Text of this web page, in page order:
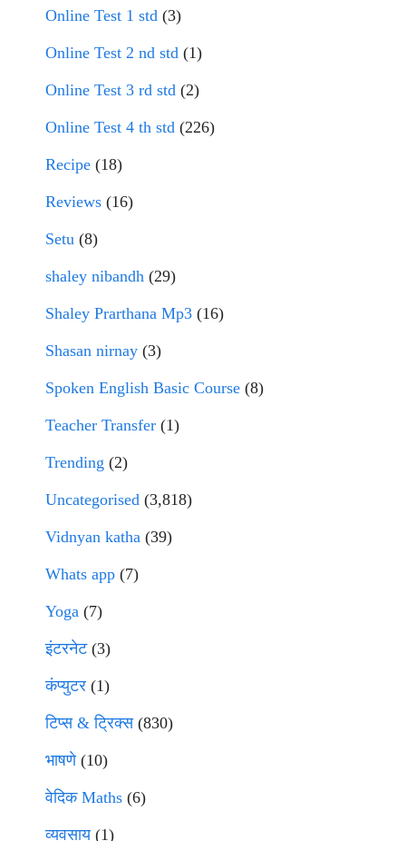
Online Test 1 std (3)
Online Test 2 nd std (1)
Online Test 3 rd std (2)
Online Test 4 th std (226)
Recipe (18)
Reviews (16)
Setu (8)
shaley nibandh (29)
Shaley Prarthana Mp3 (16)
Shasan nirnay (3)
Spoken English Basic Course (8)
Teacher Transfer (1)
Trending (2)
Uncategorised (3,818)
Vidnyan katha (39)
Whats app (7)
Yoga (7)
इंटरनेट(3)
कंप्युटर (1)
टिप्स & ट्रिक्स(830)
भाषणे(10)
वेदिक Maths (6)
व्यवसाय(1)